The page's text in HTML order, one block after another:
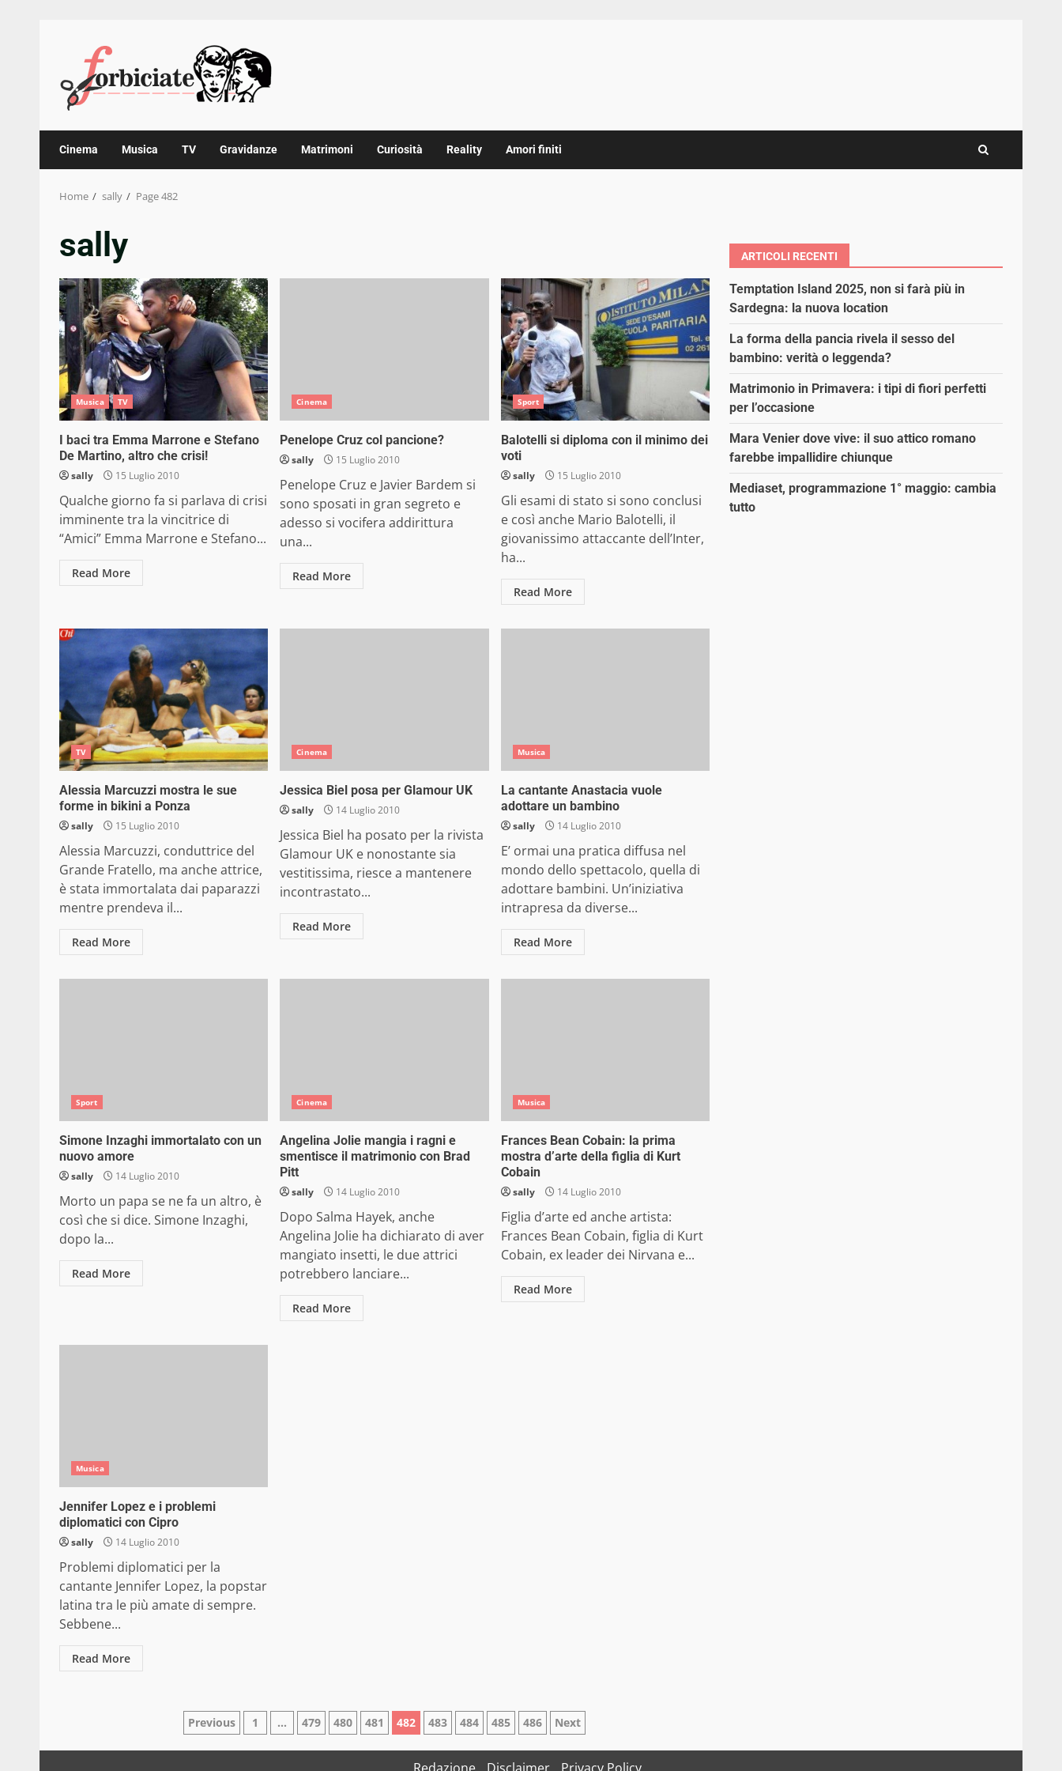
content
Cinema Musica TV Gravidanze Matrimoni Curiosità Reality Amori finiti
Home sally Page 482
sally
Musica TV
I baci tra Emma Marrone e Stefano
De Martino, altro che crisi!
sally 15 Luglio 2010
Qualche giorno fa si parlava di crisi
imminente tra la vincitrice di
“Amici” Emma Marrone e Stefano...
Read More
Cinema
Penelope Cruz col pancione?
sally 15 Luglio 2010
Penelope Cruz e Javier Bardem si
sono sposati in gran segreto e
adesso si vocifera addirittura
una...
Read More
Sport
Balotelli si diploma con il minimo dei
voti
sally 15 Luglio 2010
Gli esami di stato si sono conclusi
e così anche Mario Balotelli, il
giovanissimo attaccante dell’Inter,
ha...
Read More
TV
Alessia Marcuzzi mostra le sue
forme in bikini a Ponza
sally 15 Luglio 2010
Alessia Marcuzzi, conduttrice del
Grande Fratello, ma anche attrice,
è stata immortalata dai paparazzi
mentre prendeva il...
Read More
Cinema
Jessica Biel posa per Glamour UK
sally 14 Luglio 2010
Jessica Biel ha posato per la rivista
Glamour UK e nonostante sia
vestitissima, riesce a mantenere
incontrastato...
Read More
Musica
La cantante Anastacia vuole
adottare un bambino
sally 14 Luglio 2010
E’ ormai una pratica diffusa nel
mondo dello spettacolo, quella di
adottare bambini. Un’iniziativa
intrapresa da diverse...
Read More
Sport
Simone Inzaghi immortalato con un
nuovo amore
sally 14 Luglio 2010
Morto un papa se ne fa un altro, è
così che si dice. Simone Inzaghi,
dopo la...
Read More
Cinema
Angelina Jolie mangia i ragni e
smentisce il matrimonio con Brad
Pitt
sally 14 Luglio 2010
Dopo Salma Hayek, anche
Angelina Jolie ha dichiarato di aver
mangiato insetti, le due attrici
potrebbero lanciare...
Read More
Musica
Frances Bean Cobain: la prima
mostra d’arte della figlia di Kurt
Cobain
sally 14 Luglio 2010
Figlia d’arte ed anche artista:
Frances Bean Cobain, figlia di Kurt
Cobain, ex leader dei Nirvana e...
Read More
Musica
Jennifer Lopez e i problemi
diplomatici con Cipro
sally 14 Luglio 2010
Problemi diplomatici per la
cantante Jennifer Lopez, la popstar
latina tra le più amate di sempre.
Sebbene...
Read More
Paginazione
degli
Previous 1 … 479 480 481 482 483 484 485 486 Next
ARTICOLI RECENTI
Temptation Island 2025, non si farà più in
Sardegna: la nuova location
La forma della pancia rivela il sesso del
bambino: verità o leggenda?
Matrimonio in Primavera: i tipi di fiori perfetti
per l’occasione
Mara Venier dove vive: il suo attico romano
farebbe impallidire chiunque
Mediaset, programmazione 1° maggio: cambia
tutto